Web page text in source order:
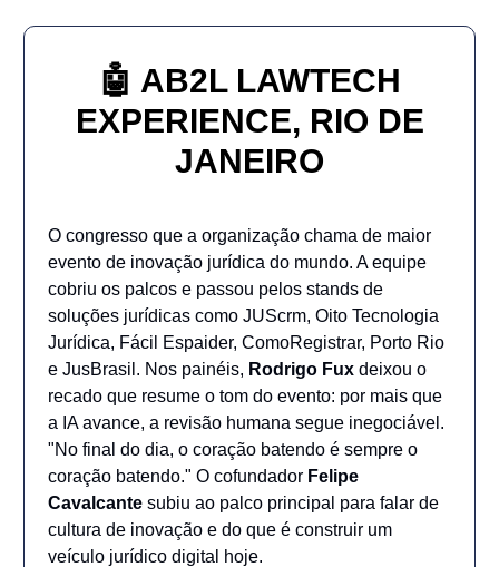
🤖 AB2L LAWTECH
EXPERIENCE, RIO DE
JANEIRO
O congresso que a organização chama de maior
evento de inovação jurídica do mundo. A equipe
cobriu os palcos e passou pelos stands de
soluções jurídicas como JUScrm, Oito Tecnologia
Jurídica, Fácil Espaider, ComoRegistrar, Porto Rio
e JusBrasil. Nos painéis, Rodrigo Fux deixou o
recado que resume o tom do evento: por mais que
a IA avance, a revisão humana segue inegociável.
"No final do dia, o coração batendo é sempre o
coração batendo." O cofundador Felipe
Cavalcante subiu ao palco principal para falar de
cultura de inovação e do que é construir um
veículo jurídico digital hoje.